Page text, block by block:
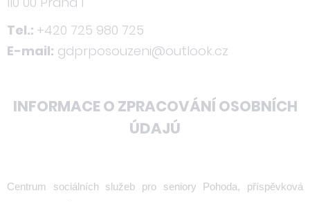
Tel.: +420 725 980 725
E-mail: gdprposouzeni@outlook.cz
INFORMACE O ZPRACOVÁNÍ OSOBNÍCH
ÚDAJÚ
Centrum sociálních služeb pro seniory Pohoda, příspěvková